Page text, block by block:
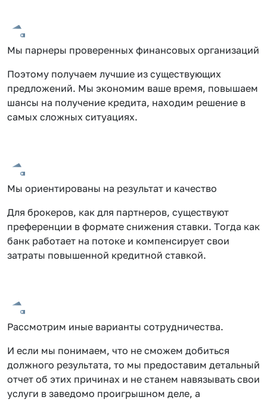
Мы парнеры проверенных финансовых организаций
Поэтому получаем лучшие из существующих
предложений. Мы экономим ваше время, повышаем
шансы на получение кредита, находим решение в
самых сложных ситуациях.
Мы ориентированы на результат и качество
Для брокеров, как для партнеров, существуют
преференции в формате снижения ставки. Тогда как
банк работает на потоке и компенсирует свои
затраты повышенной кредитной ставкой.
Рассмотрим иные варианты сотрудничества.
И если мы понимаем, что не сможем добиться
должного результата, то мы предоставим детальный
отчет об этих причинах и не станем навязывать свои
услуги в заведомо проигрышном деле, а